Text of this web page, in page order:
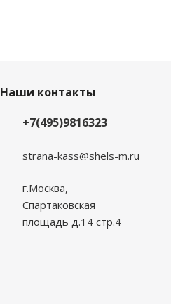
Наши контакты
+7(495)9816323
strana-kass@shels-m.ru
г.Москва,
Спартаковская
площадь д.14 стр.4